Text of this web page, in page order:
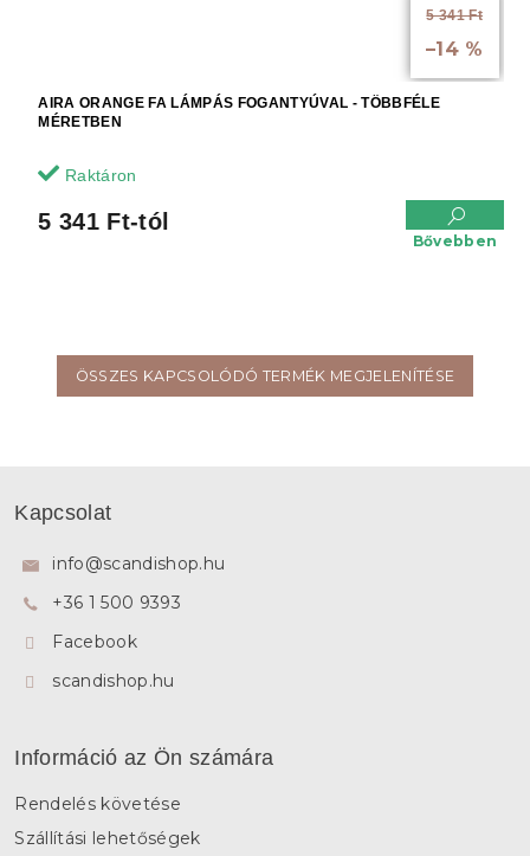
5 341 Ft
–14 %
AIRA ORANGE FA LÁMPÁS FOGANTYÚVAL - TÖBBFÉLE
MÉRETBEN
Raktáron
5 341 Ft-tól
Bővebben
ÖSSZES KAPCSOLÓDÓ TERMÉK MEGJELENÍTÉSE
Kapcsolat
info@scandishop.hu
+36 1 500 9393
Facebook
scandishop.hu
Információ az Ön számára
Rendelés követése
Szállítási lehetőségek